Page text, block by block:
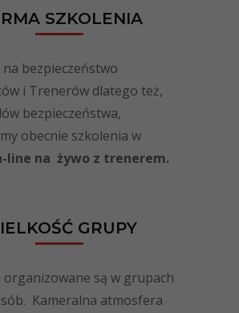
SZKOLENIA
na bezpieczeństwo
i Trenerów dlatego też,
bezpieczeństwa,
obecnie szkolenia w
line na żywo z trenerem.
GRUPY
organizowane są w grupach
Kameralna atmosfera